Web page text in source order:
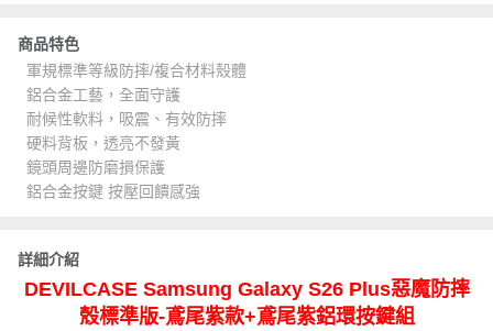
商品特色
軍規標準等級防摔/複合材料殼體
鋁合金工藝，全面守護
耐候性軟料，吸震、有效防摔
硬料背板，透亮不發黃
鏡頭周邊防磨損保護
鋁合金按鍵 按壓回饋感強
詳細介紹
DEVILCASE Samsung Galaxy S26 Plus惡魔防摔
殼標準版-鳶尾紫款+鳶尾紫鋁環按鍵組